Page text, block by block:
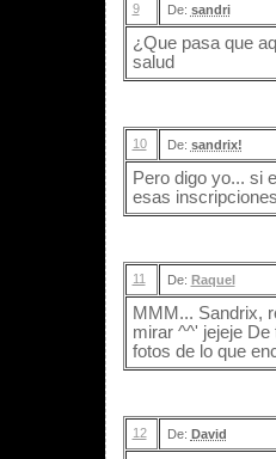
9 De: sandri
¿Que pasa que
salud
10 De: sandrix!
Pero digo yo... si
esas
11 De: Raquel
MMM... Sandrix,
mirar ^^' jejeje
fotos de lo que
12 De: David